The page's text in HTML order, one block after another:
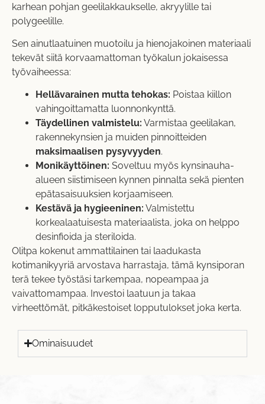
karhean pohjan geelilakkaukselle, akryylille tai
polygeelille.
Sen ainutlaatuinen muotoilu ja hienojakoinen materiaali
tekevät siitä korvaamattoman työkalun jokaisessa
työvaiheessa:
Hellävarainen mutta tehokas: Poistaa kiillon
vahingoittamatta luonnonkynttä.
Täydellinen valmistelu: Varmistaa geelilakan,
rakennekynsien ja muiden pinnoitteiden
maksimaalisen pysyvyyden.
Monikäyttöinen: Soveltuu myös kynsinauha-
alueen siistimiseen kynnen pinnalta sekä pienten
epätasaisuuksien korjaamiseen.
Kestävä ja hygieeninen: Valmistettu
korkealaatuisesta materiaalista, joka on helppo
desinfioida ja steriloida.
Olitpa kokenut ammattilainen tai laadukasta
kotimanikyyriä arvostava harrastaja, tämä kynsiporan
terä tekee työstäsi tarkempaa, nopeampaa ja
vaivattomampaa. Investoi laatuun ja takaa
virheettömät, pitkäkestoiset lopputulokset joka kerta.
Ominaisuudet